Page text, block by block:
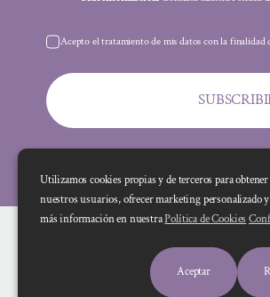
Acepto el tratamiento de mis datos con la
Utilizamos cookies propias y de terceros para
nuestros usuarios, ofrecer marketing personalizado
más información en nuestraPolítica de Cookies
Aceptar